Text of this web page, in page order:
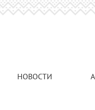
НОВОСТИ